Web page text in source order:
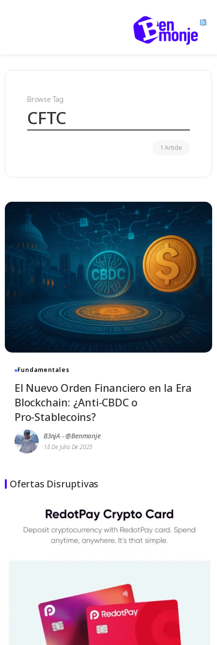
Browse Tag
CFTC
1 Article
Fundamentales
El Nuevo Orden Financiero en la Era
Blockchain: ¿Anti‑CBDC o
Pro‑Stablecoins?
B3njA - @benmonje
18 De Julio De 2025
Ofertas Disruptivas